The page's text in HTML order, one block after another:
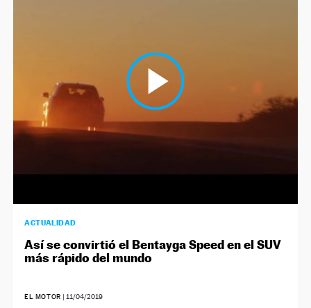
ACTUALIDAD
Así se convirtió el Bentayga Speed en el SUV
más rápido del mundo
EL MOTOR | 11/04/2019